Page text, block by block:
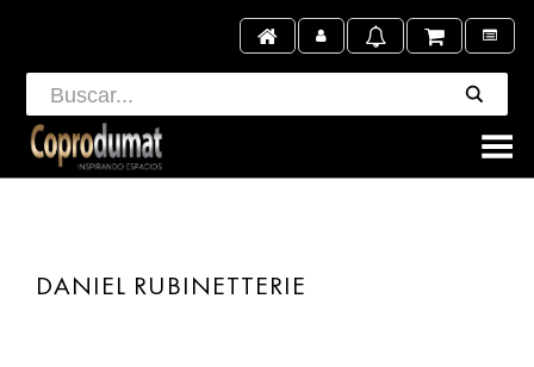
Toggle Menu
DANIEL RUBINETTERIE